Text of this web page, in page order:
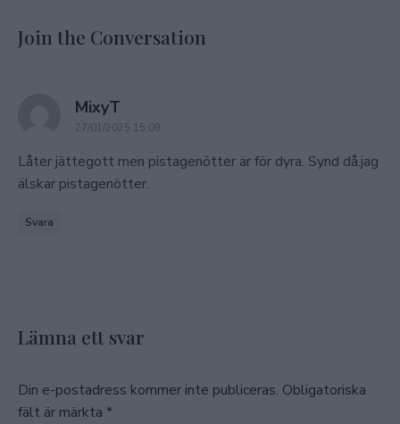
Join the Conversation
MixyT
27/01/2025 15:09
Låter jättegott men pistagenötter är för dyra. Synd då.jag
älskar pistagenötter.
Svara
Lämna ett svar
Din e-postadress kommer inte publiceras. Obligatoriska
fält är märkta *